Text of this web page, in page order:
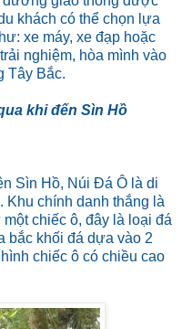
khách có thể chọn lựa
xe máy, xe đạp hoặc
nghiệm, hòa mình vào
Tây Bắc.
khi đến Sìn Hồ
Sìn Hồ, Núi Đá Ô là di
Khu chính danh thắng là
chiếc ô, đây là loại đá
bắc khối đá dựa vào 2
chiếc ô có chiều cao